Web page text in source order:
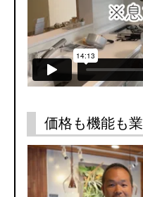
価格も機能も